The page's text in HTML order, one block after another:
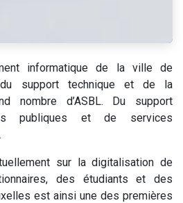
informatique de la ville de
support technique et de la
nombre d’ASBL. Du support
publiques et de services
sur la digitalisation de
des étudiants et des
est ainsi une des premières